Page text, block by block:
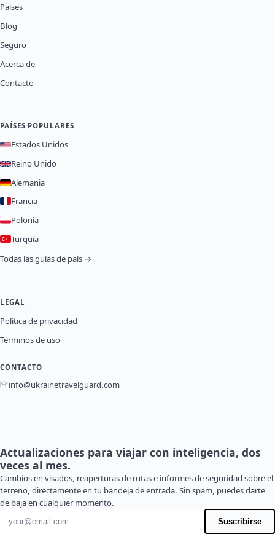
Países
Blog
Seguro
Acerca de
Contacto
PAÍSES POPULARES
Estados Unidos
Reino Unido
Alemania
Francia
Polonia
Turquía
Todas las guías de país →
LEGAL
Política de privacidad
Términos de uso
CONTACTO
info@ukrainetravelguard.com
Actualizaciones para viajar con inteligencia, dos
veces al mes.
Cambios en visados, reaperturas de rutas e informes de seguridad sobre el
terreno, directamente en tu bandeja de entrada. Sin spam, puedes darte
de baja en cualquier momento.
Dirección de correo electrónico Suscribirse